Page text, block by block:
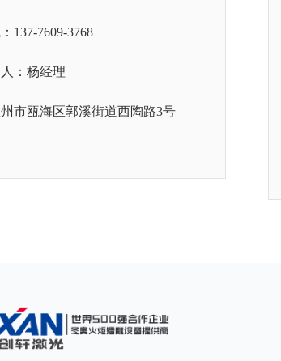
137-7609-3768
：杨经理
市瓯海区郭溪街道西陶路3号